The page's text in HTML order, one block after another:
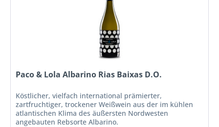
Paco & Lola Albarino Rias Baixas D.O.
Köstlicher, vielfach international prämierter,
zartfruchtiger, trockener Weißwein aus der im kühlen
atlantischen Klima des äußersten Nordwesten
angebauten Rebsorte Albarino.